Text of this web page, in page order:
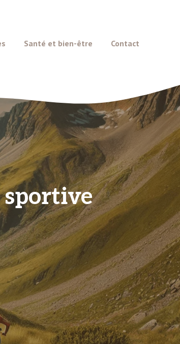
Santé et bien-être Contact